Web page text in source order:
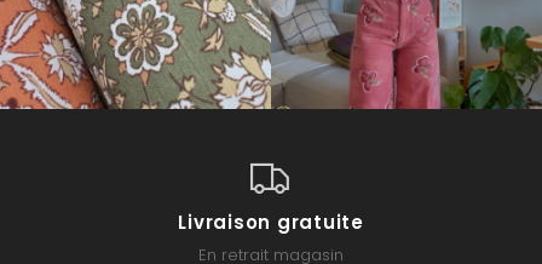
Livraison gratuite
En retrait magasin